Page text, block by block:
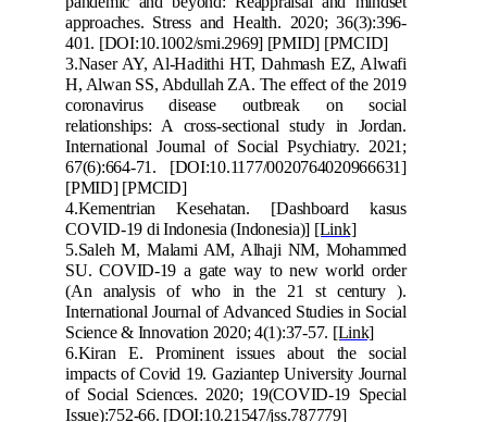
approaches. Stress and Health. 2020; 36(3):396-
401.[DOI:10.1002/smi.2969] [PMID] [PMCID]
3.Naser AY, Al-Hadithi HT, Dahmash EZ, Alwafi
H, Alwan SS, Abdullah ZA. The effect of the 2019
coronavirus disease outbreak on social
relationships: A cross-sectional study in Jordan.
International Journal of Social Psychiatry. 2021;
67(6):664-71.[DOI:10.1177/0020764020966631]
[PMID] [PMCID]
4.Kementrian Kesehatan. [Dashboard kasus
COVID-19 di Indonesia (Indonesia)][Link]
5.Saleh M, Malami AM, Alhaji NM, Mohammed
SU. COVID-19 a gate way to new world order
(An analysis of who in the 21 st century ).
International Journal of Advanced Studies in Social
Science & Innovation 2020; 4(1):37-57.[Link]
6.Kiran E. Prominent issues about the social
impacts of Covid 19. Gaziantep University Journal
of Social Sciences. 2020; 19(COVID-19 Special
Issue):752-66.[DOI:10.21547/jss.787779]